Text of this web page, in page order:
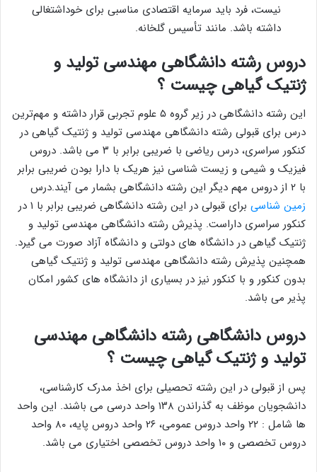
نیست، فرد باید سرمایه اقتصادی مناسبی برای خوداشتغالی
داشته باشد. مانند تأسیس گلخانه.
دروس رشته دانشگاهی مهندسی تولید و
ژنتیک گیاهی چیست ؟
این رشته دانشگاهی در زیر گروه ۵ علوم تجربی قرار داشته و مهم‌ترین
درس برای قبولی رشته دانشگاهی مهندسی تولید و ژنتیک گیاهی در
کنکور سراسری، درس ریاضی با ضریبی برابر با ۳ می باشد. دروس
فیزیک و شیمی و زیست شناسی نیز هریک با دارا بودن ضریبی برابر
با ۲ از دروس مهم دیگر این رشته دانشگاهی بشمار می آیند.درس
زمین شناسی
برای قبولی در این رشته دانشگاهی ضریبی برابر با ۱ در
کنکور سراسری داراست. پذیرش رشته دانشگاهی مهندسی تولید و
ژنتیک گیاهی در دانشگاه های دولتی و دانشگاه آزاد صورت می گیرد.
همچنین پذیرش رشته دانشگاهی مهندسی تولید و ژنتیک گیاهی
بدون کنکور و با کنکور نیز در بسیاری از دانشگاه های کشور امکان
پذیر می باشد.
دروس دانشگاهی رشته دانشگاهی مهندسی
تولید و ژنتیک گیاهی چیست ؟
پس از قبولی در این رشته تحصیلی برای اخذ مدرک کارشناسی،
دانشجویان موظف به گذراندن ۱۳۸ واحد درسی می باشند. این واحد
ها شامل : ۲۲ واحد دروس عمومی، ۲۶ واحد دروس پایه، ۸۰ واحد
دروس تخصصی و ۱۰ واحد دروس تخصصی اختیاری می باشد.